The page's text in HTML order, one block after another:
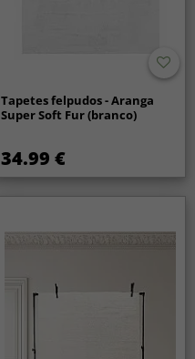
Tapetes felpudos - Aranga
Super Soft Fur (branco)
34.99 €